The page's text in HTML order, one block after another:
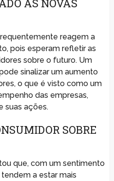
ÀS NOVAS
reagem a
pois esperam refletir as
sobre o futuro. Um
sinalizar um aumento
o que é visto como um
das empresas,
suas ações.
SOBRE
que, com um sentimento
a estar mais